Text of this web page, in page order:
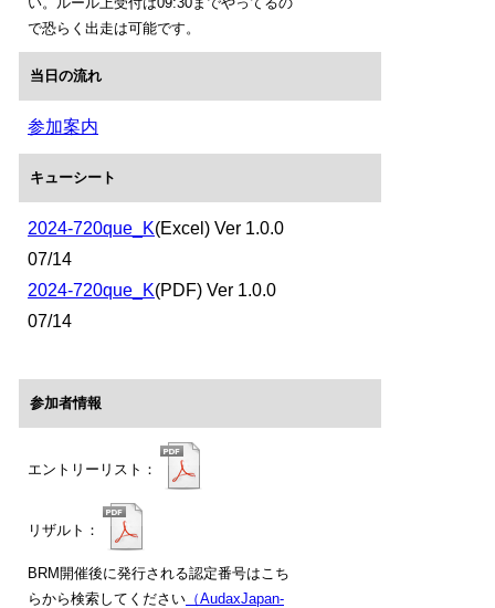
で恐らく出走は可能です。
当日の流れ
参加案内
キューシート
2024-720que_K(Excel) Ver 1.0.0
07/14
2024-720que_K(PDF) Ver 1.0.0
07/14
参加者情報
エントリーリスト：
リザルト：
BRM開催後に発行される認定番号はこち
らから検索してください （AudaxJapan-